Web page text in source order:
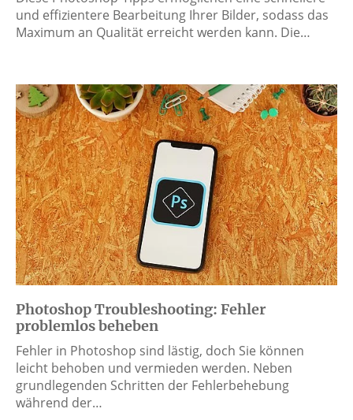
und effizientere Bearbeitung Ihrer Bilder, sodass das
Maximum an Qualität erreicht werden kann. Die…
Photoshop Troubleshooting: Fehler
problemlos beheben
Fehler in Photoshop sind lästig, doch Sie können
leicht behoben und vermieden werden. Neben
grundlegenden Schritten der Fehlerbehebung
während der…